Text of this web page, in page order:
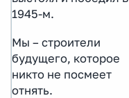
1945-м.
Мы – строители
будущего, которое
никто не посмеет
отнять.